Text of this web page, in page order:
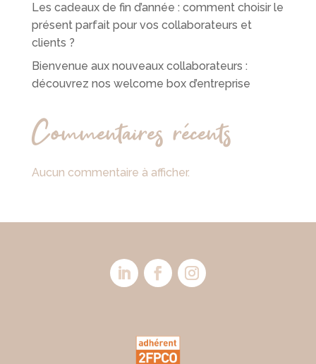
Les cadeaux de fin d’année : comment choisir le
présent parfait pour vos collaborateurs et
clients ?
Bienvenue aux nouveaux collaborateurs :
découvrez nos welcome box d’entreprise
Commentaires récents
Aucun commentaire à afficher.